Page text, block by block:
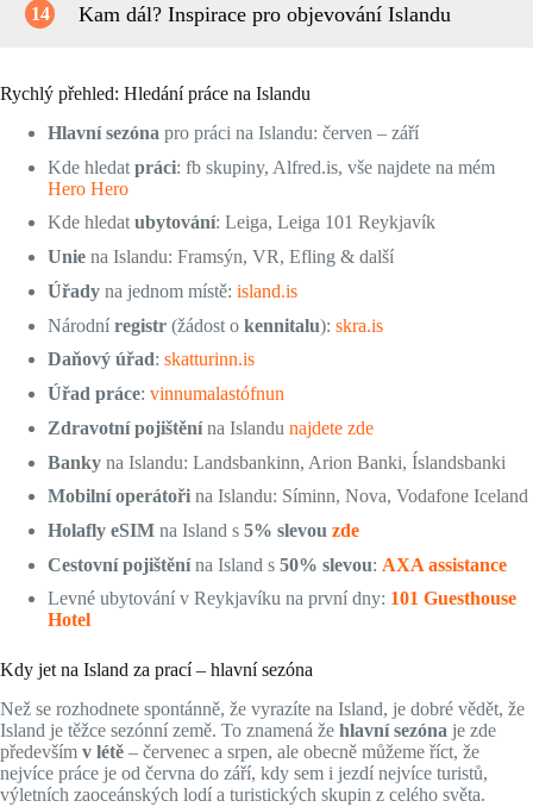
14 Kam dál? Inspirace pro objevování Islandu
Rychlý přehled: Hledání práce na Islandu
Hlavní sezóna pro práci na Islandu: červen – září
Kde hledat práci: fb skupiny, Alfred.is, vše najdete na mém
Hero Hero
Kde hledatubytování: Leiga, Leiga 101 Reykjavík
Unie na Islandu: Framsýn, VR, Efling & další
Úřady na jednom místě: island.is
Národní registr (žádost o kennitalu): skra.is
Daňový úřad: skatturinn.is
Úřad práce: vinnumalastófnun
Zdravotní pojištěnína Islandu najdete zde
Banky na Islandu: Landsbankinn, Arion Banki, Íslandsbanki
Mobilní operátoři na Islandu: Síminn, Nova, Vodafone Iceland
Holafly eSIM na Island s 5% slevou zde
Cestovní pojištěnína Island s 50% slevou: AXA assistance
Levné ubytování v Reykjavíku na první dny: 101 Guesthouse
Hotel
Kdy jet na Island za prací – hlavní sezóna
Než se rozhodnete spontánně, že vyrazíte na Island, je dobré vědět, že
Island je těžce sezónní země. To znamená že hlavní sezóna je zde
především v létě – červenec a srpen, ale obecně můžeme říct, že
nejvíce práce je od června do září, kdy sem i jezdí nejvíce turistů,
výletních zaoceánských lodí a turistických skupin z celého světa.